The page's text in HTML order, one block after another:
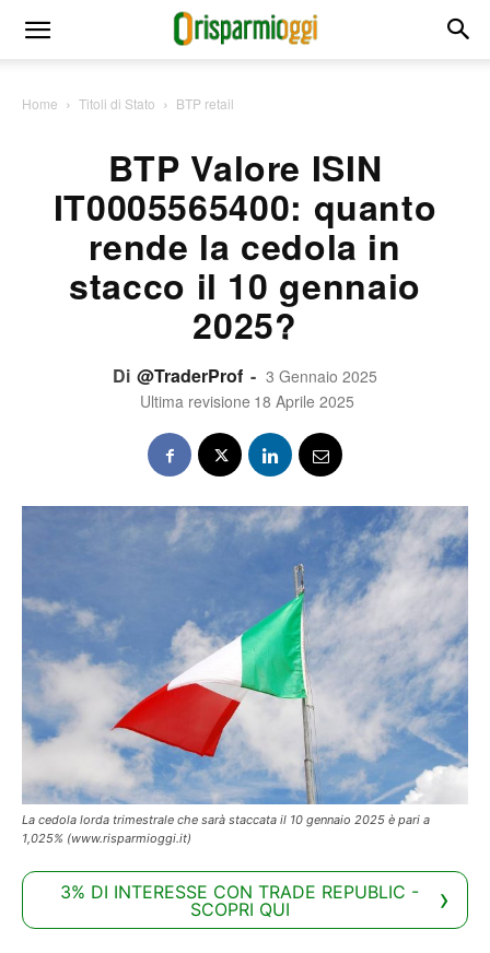
Home Titoli di Stato BTP retail
BTP Valore ISIN
IT0005565400: quanto
rende la cedola in
stacco il 10 gennaio
2025?
Di @TraderProf - 3 Gennaio 2025
Ultima revisione 18 Aprile 2025
La cedola lorda trimestrale che sarà staccata il 10 gennaio 2025 è pari a
1,025% (www.risparmioggi.it)
3% DI INTERESSE CON TRADE REPUBLIC -
SCOPRI QUI